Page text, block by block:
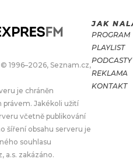
1996–2026, Seznam.cz,
je chráněn
právem. Jakékoli užití
včetně publikování
šíření obsahu serveru je
souhlasu
a.s. zakázáno.
JAK
PROGRAM
PLAYLIST
PODCASTY
REKLAMA
KONTAKT